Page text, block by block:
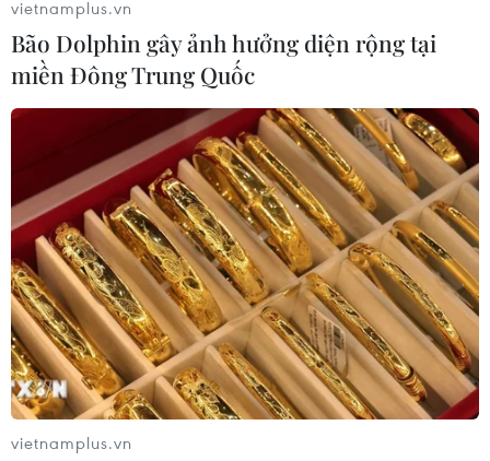
Đồng bảng Anh suy yếu:Xuất khẩu của Việt
Nam bị ảnh hưởng thế nào?
13/06/2017 11:10
Việc mất giá của đồng bảng Anh chỉ mang tính thời
điểm do nước Anh đang bước vào giai đoạn chuẩn bị
đàm phán với EU về Brexit, do đó không ảnh hưởng
nhiều đến xuất khẩu của Việt Nam sang London.
vietnamplus.vn
Bão Dolphin gây ảnh hưởng diện rộng tại
miền Đông Trung Quốc
vietnamplus.vn